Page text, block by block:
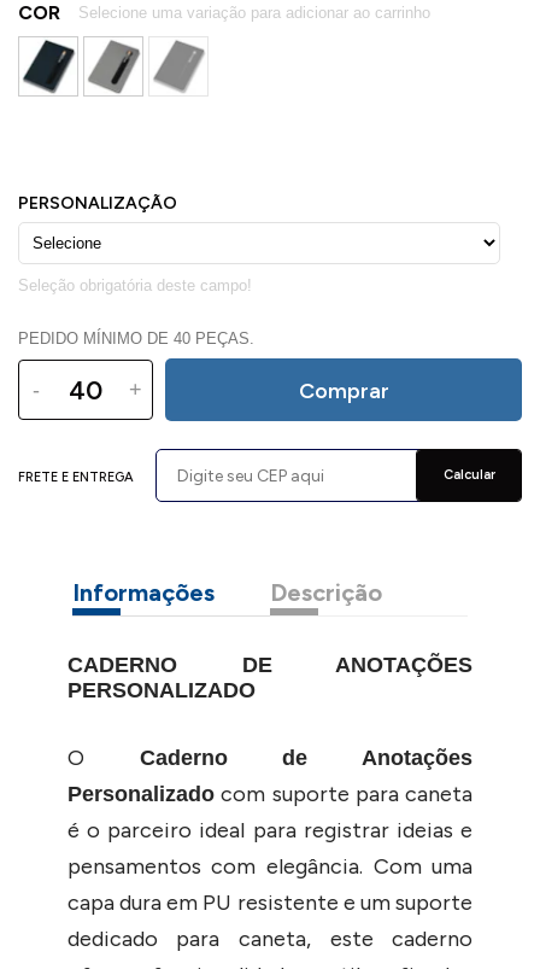
COR
PEDIDO MÍNIMO DE 40 PEÇAS.
- + Comprar
FRETE E ENTREGA Calcular
Informações Descrição
CADERNO DE ANOTAÇÕES
PERSONALIZADO
O Caderno de Anotações
Personalizadocom suporte para caneta
é o parceiro ideal para registrar ideias e
pensamentos com elegância. Com uma
capa dura em PU resistente e um suporte
dedicado para caneta, este caderno